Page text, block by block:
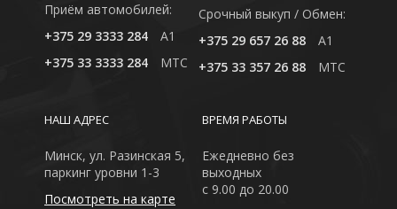
Приём автомобилей:
+375 29 3333 284
A1
+375 33 3333 284
MTC
Cрочный выкуп / Обмен:
+375 29 657 26 88
A1
+375 33 357 26 88
MTC
ВРЕМЯ РАБОТЫ
Ежедневно без
выходных
с 9.00 до 20.00
НАШ АДРЕС
Минск, ул. Разинская 5,
паркинг уровни 1-3
Посмотреть на карте